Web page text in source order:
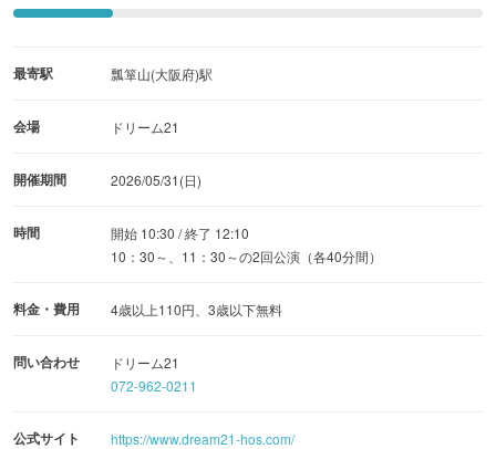
最寄駅 瓢箪山(大阪府)駅
会場 ドリーム21
開催期間 2026/05/31(日)
時間
開始 10:30 / 終了 12:10
10：30～、11：30～の2回公演（各40分間）
料金・費用 4歳以上110円、3歳以下無料
問い合わせ
ドリーム21
072-962-0211
公式サイト https://www.dream21-hos.com/